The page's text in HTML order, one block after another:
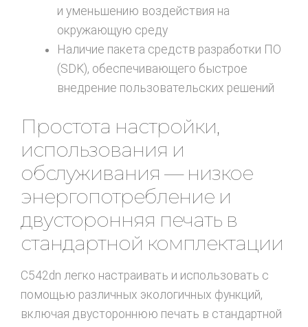
и уменьшению воздействия на
окружающую среду
Наличие пакета средств разработки ПО
(SDK), обеспечивающего быстрое
внедрение пользовательских решений
Простота настройки,
использования и
обслуживания — низкое
энергопотребление и
двусторонняя печать в
стандартной комплектации
C542dn легко настраивать и использовать с
помощью различных экологичных функций,
включая двустороннюю печать в стандартной